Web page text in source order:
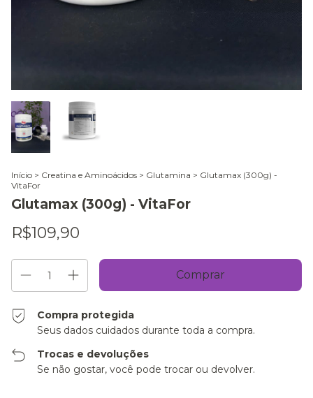
Início > Creatina e Aminoácidos > Glutamina > Glutamax (300g) -
VitaFor
Glutamax (300g) - VitaFor
R$109,90
Compra protegida
Seus dados cuidados durante toda a compra.
Trocas e devoluções
Se não gostar, você pode trocar ou devolver.